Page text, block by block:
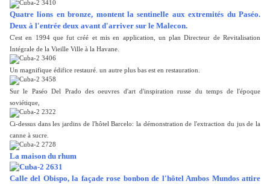
Quatre lions en bronze, montent la sentinelle aux extremités du Paséo.
Deux à l'entrée deux avant d'arriver sur le Malecon.
C'est en 1994 que fut créé et mis en application, un plan Directeur de Revitalisation
Intégrale de la Vieille Ville à la Havane.
Un magnifique édifice restauré. un autre plus bas est en restauration.
Sur le Paséo Del Prado des oeuvres d'art d'inspiration russe du temps de l'époque
soviétique,
Ci-dessus dans les jardins de l'hôtel Barcelo: la démonstration de l'extraction du jus de la
canne à sucre.
La maison du rhum
Calle del Obispo, la façade rose bonbon de l'hôtel Ambos Mundos attire